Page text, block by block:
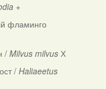
+
фламинго
/ Milvus milvusХ
/ Haliaeetus